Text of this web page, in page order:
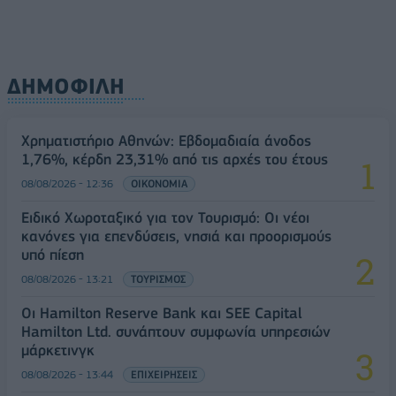
ΔΗΜΟΦΙΛΗ
Χρηματιστήριο Αθηνών: Εβδομαδιαία άνοδος
1,76%, κέρδη 23,31% από τις αρχές του έτους
08/08/2026 - 12:36 ΟΙΚΟΝΟΜΙΑ
Ειδικό Χωροταξικό για τον Τουρισμό: Οι νέοι
κανόνες για επενδύσεις, νησιά και προορισμούς
υπό πίεση
08/08/2026 - 13:21 ΤΟΥΡΙΣΜΟΣ
Οι Hamilton Reserve Bank και SEE Capital
Hamilton Ltd. συνάπτουν συμφωνία υπηρεσιών
μάρκετινγκ
08/08/2026 - 13:44 ΕΠΙΧΕΙΡΗΣΕΙΣ